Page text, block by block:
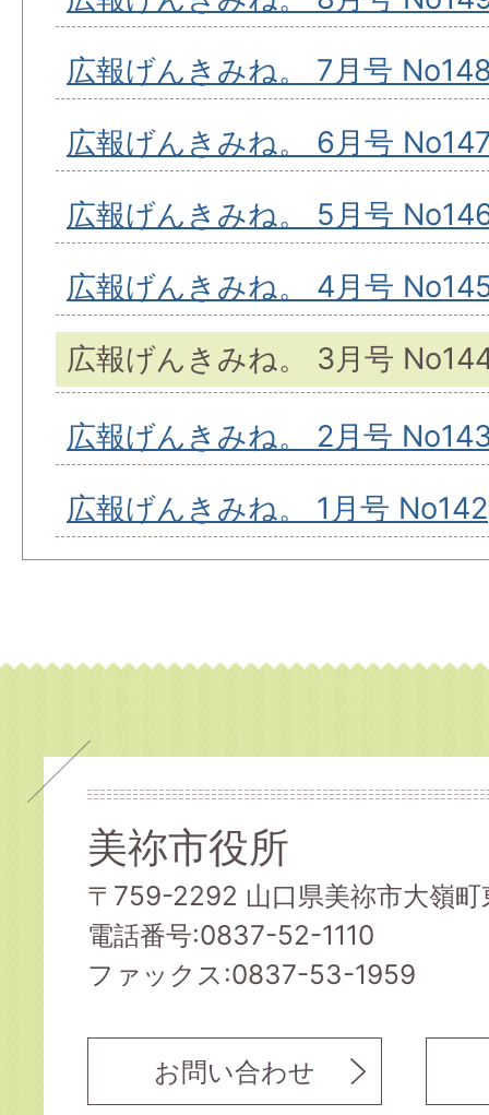
広報げんきみね。 7月号
広報げんきみね。 6月号
広報げんきみね。 5月号
広報げんきみね。 4月号
広報げんきみね。 3月号
広報げんきみね。 2月号
広報げんきみね。 1月号 No142
美祢市役所
〒759-2292 山口県美祢市大嶺
電話番号:0837-52-1110
ファックス:0837-53-1959
お問い合わせ